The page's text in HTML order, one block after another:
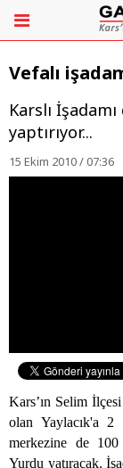
Vefalı
Karslı
yaptırıyor...
15 Ekim 2010 / 07:36
Kars’ın Selim
olan Yaylacık'a
merkezine de
Yurdu yatıracak.